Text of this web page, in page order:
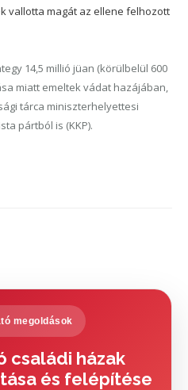
vallotta magát az ellene felhozott
14,5 millió jüan (körülbelül 600
miatt emeltek vádat hazájában,
tárca miniszterhelyettesi
pártból is (KKP).
megoldások
családi házak
és felépítése